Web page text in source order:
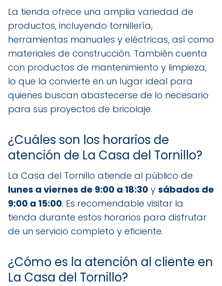
La tienda ofrece una amplia variedad de
productos, incluyendo tornillería,
herramientas manuales y eléctricas, así como
materiales de construcción. También cuenta
con productos de mantenimiento y limpieza,
lo que la convierte en un lugar ideal para
quienes buscan abastecerse de lo necesario
para sus proyectos de bricolaje.
¿Cuáles son los horarios de
atención de La Casa del Tornillo?
La Casa del Tornillo atiende al público de
lunes a viernes de 9:00 a 18:30 y sábados de
9:00 a 15:00. Es recomendable visitar la
tienda durante estos horarios para disfrutar
de un servicio completo y eficiente.
¿Cómo es la atención al cliente en
La Casa del Tornillo?